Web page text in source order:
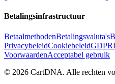
Betalingsinfrastructuur
BetaalmethodenBetalingsvaluta's
PrivacybeleidCookiebeleidGDPR
VoorwaardenAcceptabel gebruik
© 2026 CartDNA. Alle rechten